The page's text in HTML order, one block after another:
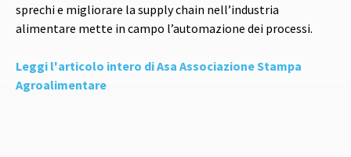
sprechi e migliorare la supply chain nell’industria
alimentare mette in campo l’automazione dei processi.
Leggi l'articolo intero di Asa Associazione Stampa
Agroalimentare